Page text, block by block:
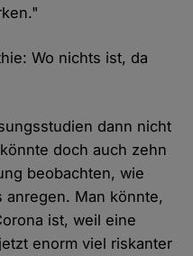
Wo nichts ist, da
dann nicht
doch auch zehn
beobachten, wie
anregen. Man könnte,
ist, weil eine
enorm viel riskanter